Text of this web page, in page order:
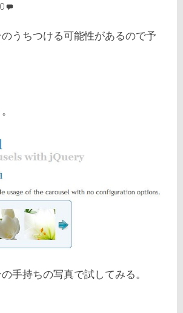
0
うちつける可能性があるので予
手持ちの写真で試してみる。